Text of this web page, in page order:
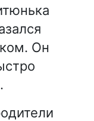
Он